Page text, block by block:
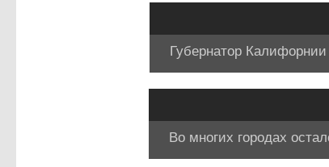
Губернатор
Во многих городах